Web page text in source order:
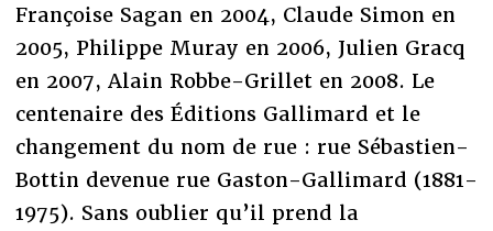
Françoise Sagan en 2004, Claude Simon en
2005, Philippe Muray en 2006, Julien Gracq
en 2007, Alain Robbe-Grillet en 2008. Le
centenaire des Éditions Gallimard et le
changement du nom de rue : rue Sébastien-
Bottin devenue rue Gaston-Gallimard (1881-
1975). Sans oublier qu’il prend la